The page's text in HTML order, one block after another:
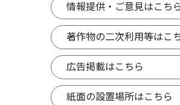
情報提供・ご意見はこち
著作物の二次利用等はこ
広告掲載はこちら
紙面の設置場所はこちら